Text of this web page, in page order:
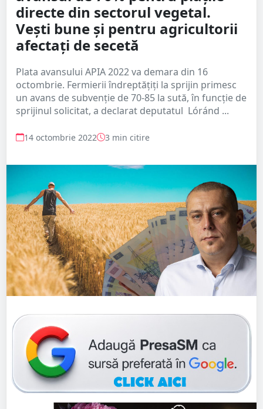
directe din sectorul vegetal.
Vești bune și pentru agricultorii
afectați de secetă
Plata avansului APIA 2022 va demara din 16
octombrie. Fermierii îndreptățiți la sprijin primesc
un avans de subvenție de 70-85 la sută, în funcție de
sprijinul solicitat, a declarat deputatul Lóránd ...
14 octombrie 2022 3 min citire